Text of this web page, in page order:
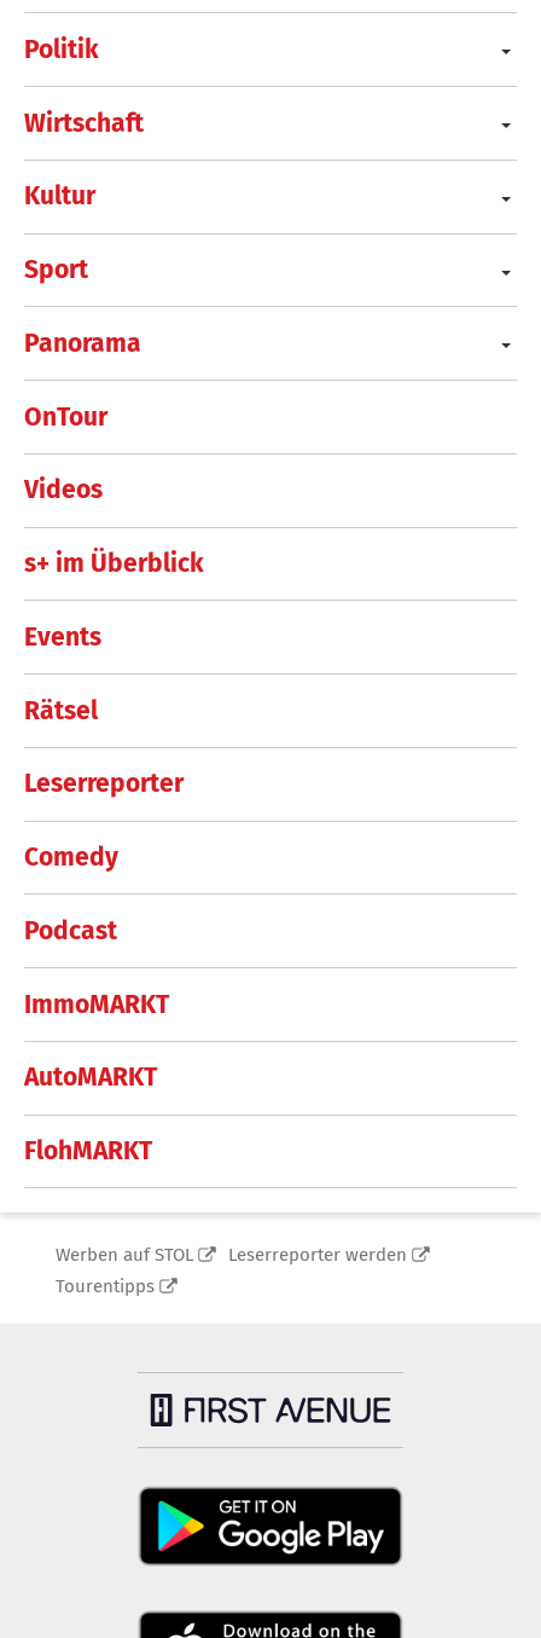
Politik
Wirtschaft
Kultur
Sport
Panorama
OnTour
Videos
s+ im Überblick
Events
Rätsel
Leserreporter
Comedy
Podcast
ImmoMARKT
AutoMARKT
FlohMARKT
Werben auf STOL
Leserreporter werden
Tourentipps